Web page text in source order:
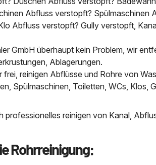
Abfluss verstopft? Spülmaschinen
Abfluss verstopft? Gully verstopft,
GmbH überhaupt kein Problem, wir
Ablagerungen.
reinigen Abflüsse und Rohre von
Spülmaschinen, Toiletten, WCs, Klos,
professionelles reinigen von Kanal,
Rohrreinigung: